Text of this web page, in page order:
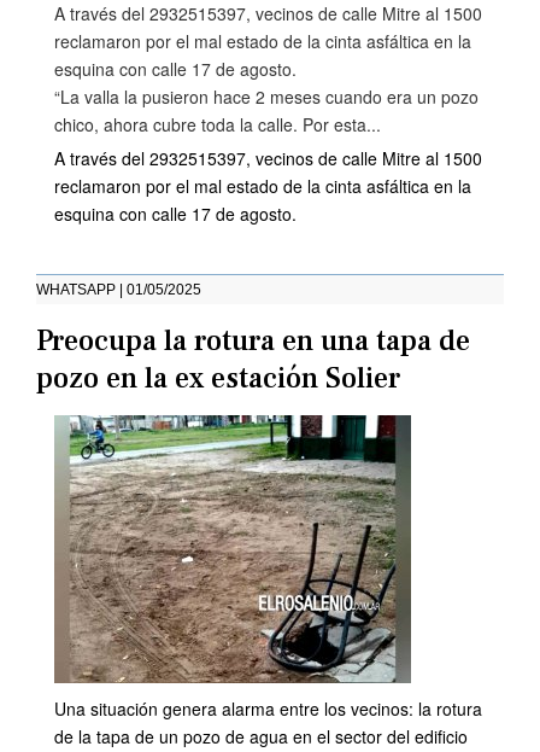
A través del 2932515397, vecinos de calle Mitre al 1500
reclamaron por el mal estado de la cinta asfáltica en la
esquina con calle 17 de agosto.
“La valla la pusieron hace 2 meses cuando era un pozo
chico, ahora cubre toda la calle. Por esta...
A través del 2932515397, vecinos de calle Mitre al 1500
reclamaron por el mal estado de la cinta asfáltica en la
esquina con calle 17 de agosto.
WHATSAPP | 01/05/2025
Preocupa la rotura en una tapa de
pozo en la ex estación Solier
Una situación genera alarma entre los vecinos: la rotura
de la tapa de un pozo de agua en el sector del edificio